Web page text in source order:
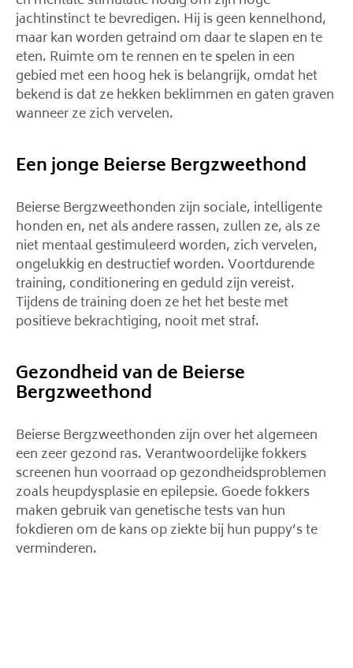
jachtinstinct te bevredigen. Hij is geen kennelhond,
maar kan worden getraind om daar te slapen en te
eten. Ruimte om te rennen en te spelen in een
gebied met een hoog hek is belangrijk, omdat het
bekend is dat ze hekken beklimmen en gaten graven
wanneer ze zich vervelen.
Een jonge Beierse Bergzweethond
Beierse Bergzweethonden zijn sociale, intelligente
honden en, net als andere rassen, zullen ze, als ze
niet mentaal gestimuleerd worden, zich vervelen,
ongelukkig en destructief worden. Voortdurende
training, conditionering en geduld zijn vereist.
Tijdens de training doen ze het het beste met
positieve bekrachtiging, nooit met straf.
Gezondheid van de Beierse
Bergzweethond
Beierse Bergzweethonden zijn over het algemeen
een zeer gezond ras. Verantwoordelijke fokkers
screenen hun voorraad op gezondheidsproblemen
zoals heupdysplasie en epilepsie. Goede fokkers
maken gebruik van genetische tests van hun
fokdieren om de kans op ziekte bij hun puppy’s te
verminderen.